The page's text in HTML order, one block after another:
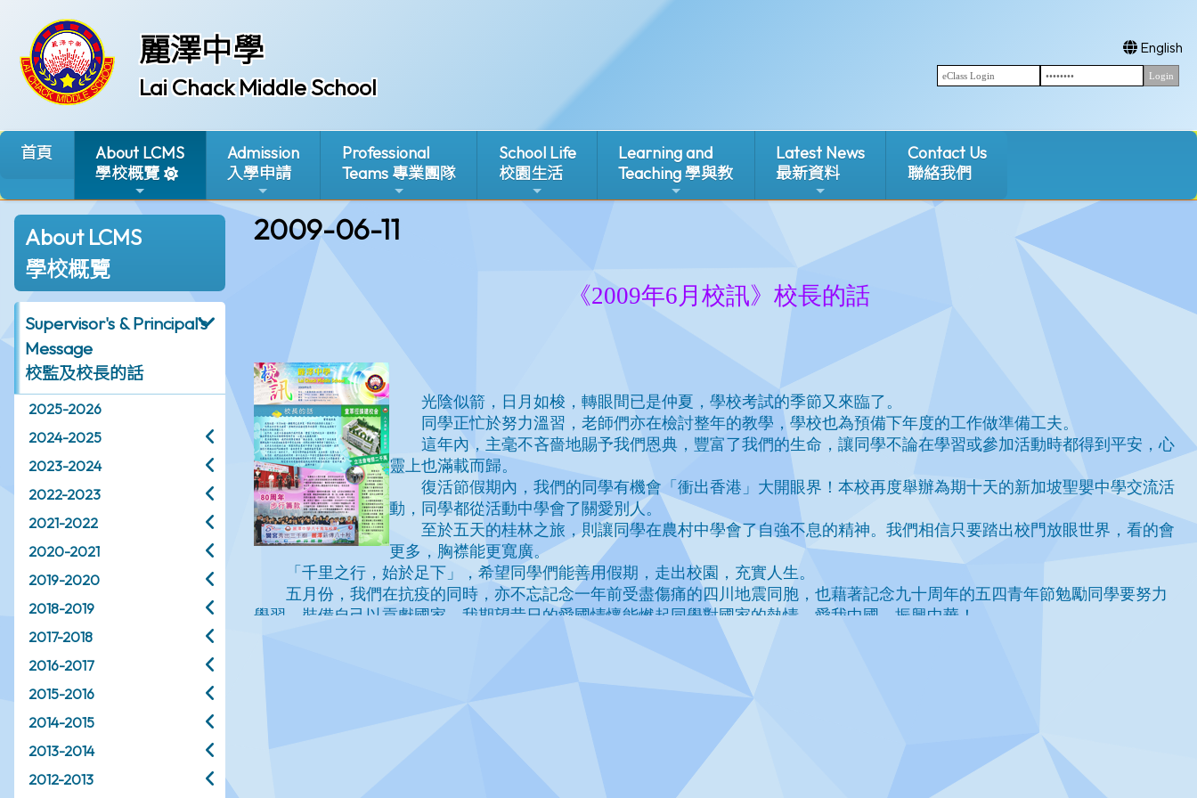
麗澤中學
Lai Chack Middle School
English
首頁
About LCMS
學校概覽
Admission
入學申請
Professional
Teams 專業團隊
School Life
校園生活
Learning and
Teaching 學與教
Latest News
最新資料
Contact Us
聯絡我們
About LCMS
學校概覽
Supervisor's & Principal's
Message
校監及校長的話
2025-2026
2024-2025
2023-2024
2022-2023
2021-2022
2020-2021
2019-2020
2018-2019
2017-2018
2016-2017
2015-2016
2014-2015
2013-2014
2012-2013
2009-06-11